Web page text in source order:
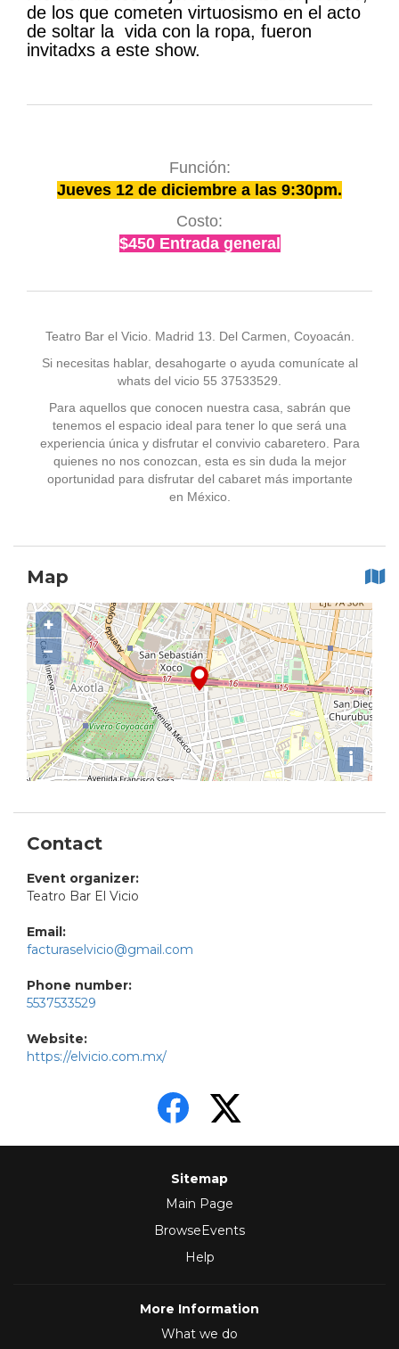
de los que cometen virtuosismo en el acto
de soltar la vida con la ropa, fueron
invitadxs a este show.
Función:
Jueves 12 de diciembre a las 9:30pm.
Costo:
$450 Entrada general
Teatro Bar el Vicio. Madrid 13. Del Carmen, Coyoacán.
Si necesitas hablar, desahogarte o ayuda comunícate al
whats del vicio 55 37533529.
Para aquellos que conocen nuestra casa, sabrán que
tenemos el espacio ideal para tener lo que será una
experiencia única y disfrutar el convivio cabaretero. Para
quienes no nos conozcan, esta es sin duda la mejor
oportunidad para disfrutar del cabaret más importante
en México.
Map
+
−
i
Contact
Event organizer:
Teatro Bar El Vicio
Email:
facturaselvicio@gmail.com
Phone number:
5537533529
Website:
https://elvicio.com.mx/
Sitemap
Main Page
BrowseEvents
Help
More Information
What we do